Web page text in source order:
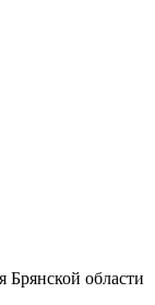
Брянской области